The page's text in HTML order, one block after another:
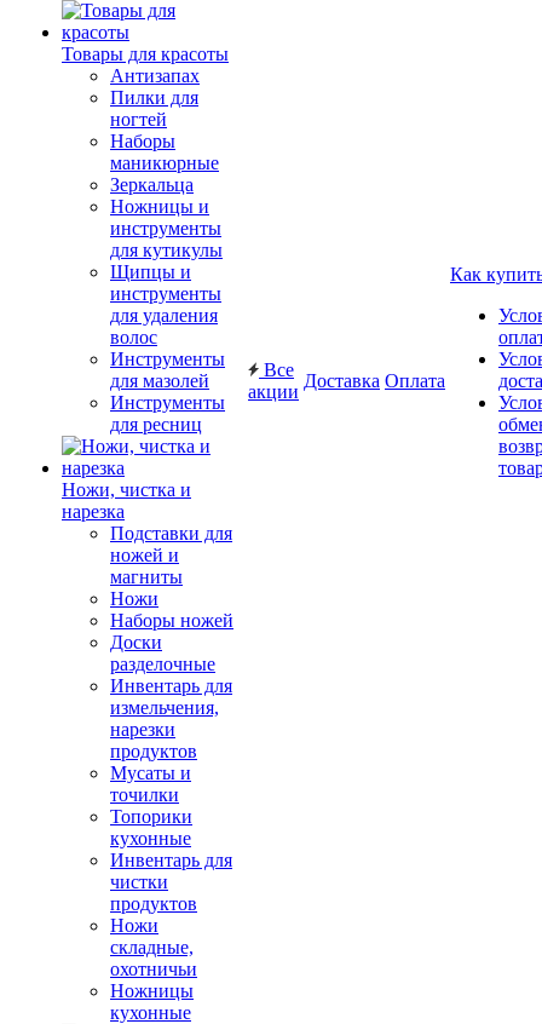
Товары для красоты
Антизапах
Пилки для
ногтей
Наборы
маникюрные
Зеркальца
Ножницы и
инструменты
для кутикулы
Щипцы и
инструменты
для удаления
волос
Инструменты
для мазолей
Инструменты
для ресниц
Ножи, чистка и
нарезка
Подставки для
ножей и
магниты
Ножи
Наборы ножей
Доски
разделочные
Инвентарь для
измельчения,
нарезки
продуктов
Мусаты и
точилки
Топорики
кухонные
Инвентарь для
чистки
продуктов
Ножи
складные,
охотничьи
Ножницы
кухонные
Все
акции
Доставка Оплата
Как